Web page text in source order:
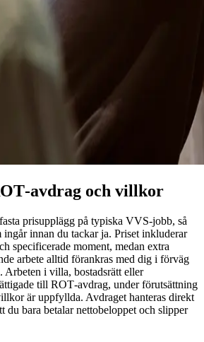
och villkor
prisupplägg på typiska VVS‑jobb, så
ingår innan du tackar ja. Priset inkluderar
specificerade moment, medan extra
arbete alltid förankras med dig i förväg
i villa, bostadsrätt eller
till ROT‑avdrag, under förutsättning
är uppfyllda. Avdraget hanteras direkt
du bara betalar nettobeloppet och slipper